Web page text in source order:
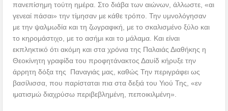
πανεπίσημη τούτη ημέρα. Στο διάβα των αιώνων, άλλωστε, «αι
γενεαί πάσαι» την τίμησαν με κάθε τρόπο. Την υμνολόγησαν
με την ψαλμωδία και τη ζωγραφική, με το σκαλισμένο ξύλο και
το κηρομάστιχο, με το ασήμι και το μάλαμα. Και είναι
εκπληκτικό ότι ακόμη και στα χρόνια της Παλαιάς Διαθήκης η
Θεοκίνητη γραφίδα του προφητάνακτος Δαυίδ κήρυξε την
άρρητη δόξα της Παναγιάς μας, καθώς Την περιγράφει ως
βασίλισσα, που παρίσταται πια στα δεξιά του Υιού Της, «εν
ιματισμώ διαχρύσω περιβεβλημένη, πεποικιλμένη».